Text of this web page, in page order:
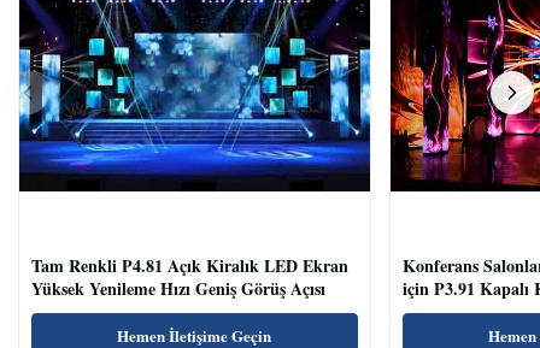
Tam Renkli P4.81 Açık Kiralık LED Ekran
Yüksek Yenileme Hızı Geniş Görüş Açısı
Hemen İletişime Geçin
Konferans
için P3.91
Temizle